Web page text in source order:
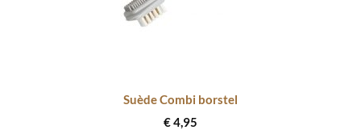
Suède Combi borstel
€4,95